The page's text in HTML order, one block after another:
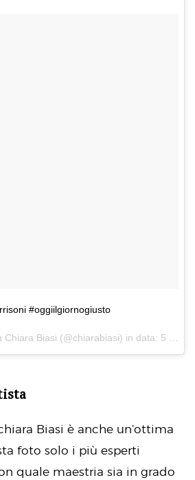
#oggiilgiornogiusto
Chiara Biasi (@chiarabiasi) in data: 5 Mar 2015 alle ore 03:33 PST
Biasi è anche un’ottima
foto solo i più esperti
quale maestria sia in grado